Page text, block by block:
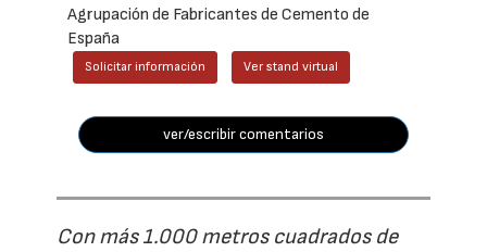
Agrupación de Fabricantes de Cemento de
España
Solicitar información Ver stand virtual
ver/escribir comentarios
Con más 1.000 metros cuadrados de